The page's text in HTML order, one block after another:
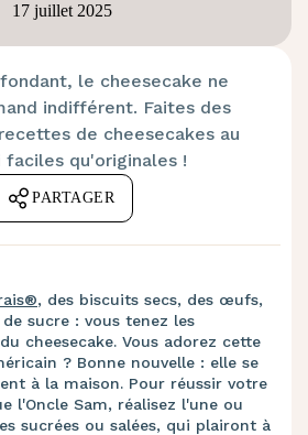
17 juillet 2025
le cheesecake ne
indifférent. Faites des
de cheesecakes au
faciles qu'originales !
PARTAGER
, des biscuits secs, des œufs,
sucre : vous tenez les
cheesecake. Vous adorez cette
? Bonne nouvelle : elle se
à la maison. Pour réussir votre
l'Oncle Sam, réalisez l'une ou
sucrées ou salées, qui plairont à